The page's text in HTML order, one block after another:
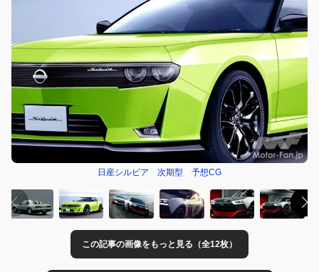
日産シルビア 次期型 予想CG
この記事の画像をもっと見る（全12枚）